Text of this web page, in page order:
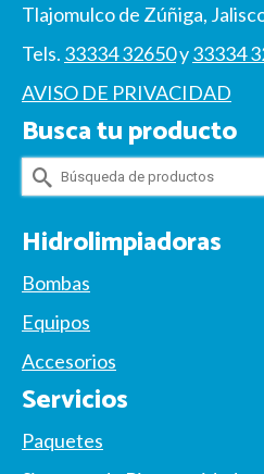
Tlajomulco de Zúñiga,
Tels. 33334 32650y33334
AVISO DE PRIVACIDAD
Busca tu producto
Buscar
por:
Hidrolimpiadoras
Bombas
Equipos
Accesorios
Servicios
Paquetes